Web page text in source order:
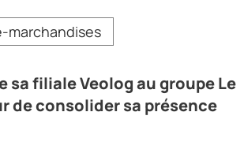
filiale Veolog au groupe Le
de consolider sa présence